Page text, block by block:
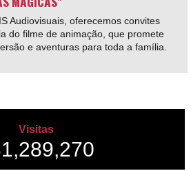
Audiovisuais, oferecemos convites
do filme de animação, que promete
e aventuras para toda a família.
Visitas